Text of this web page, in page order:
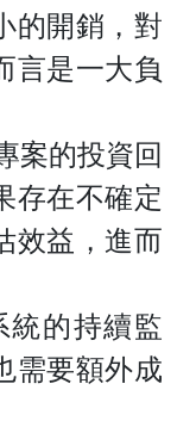
的開銷，對
言是一大負
案的投資回
存在不確定
效益，進而
統的持續監
需要額外成